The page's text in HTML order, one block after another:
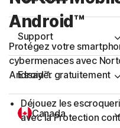
Support
Essayer gratuitement
Canada
Android™
Protégez votre
cybermenaces avec
Android™.
Déjouez les
avec la Protection